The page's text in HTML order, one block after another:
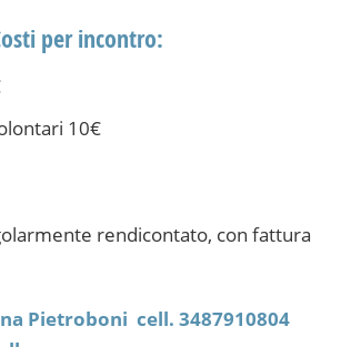
per incontro:
10€
rendicontato, con fattura
Pietroboni cell. 3487910804